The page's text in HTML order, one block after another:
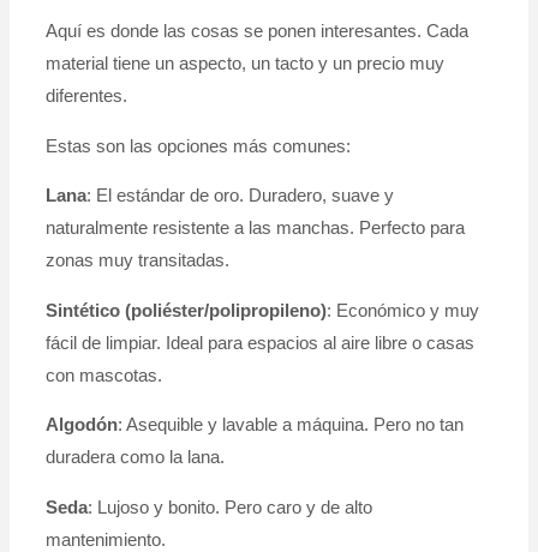
Aquí es donde las cosas se ponen interesantes. Cada
material tiene un aspecto, un tacto y un precio muy
diferentes.
Estas son las opciones más comunes:
Lana: El estándar de oro. Duradero, suave y
naturalmente resistente a las manchas. Perfecto para
zonas muy transitadas.
Sintético (poliéster/polipropileno): Económico y muy
fácil de limpiar. Ideal para espacios al aire libre o casas
con mascotas.
Algodón: Asequible y lavable a máquina. Pero no tan
duradera como la lana.
Seda: Lujoso y bonito. Pero caro y de alto
mantenimiento.